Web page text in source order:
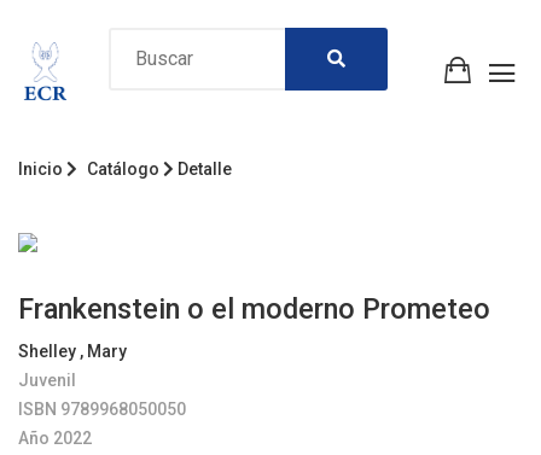
Inicio Catálogo Detalle
Frankenstein o el moderno Prometeo
Shelley , Mary
Juvenil
ISBN 9789968050050
Año 2022